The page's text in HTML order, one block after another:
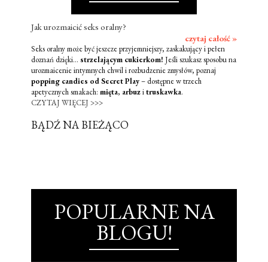
Jak urozmaicić seks oralny?
czytaj całość »
Seks oralny może być jeszcze przyjemniejszy, zaskakujący i pełen
doznań dzięki... strzelającym cukierkom! Jeśli szukasz sposobu na
urozmaicenie intymnych chwil i rozbudzenie zmysłów, poznaj
popping candies od Secret Play– dostępne w trzech
apetycznych smakach: mięta, arbuzitruskawka.
CZYTAJ WIĘCEJ >>>
BĄDŹ NA BIEŻĄCO
POPULARNE NA
BLOGU!